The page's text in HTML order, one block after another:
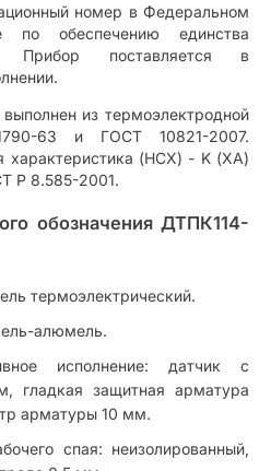
номер в Федеральном
по обеспечению единства
Прибор поставляется в
из термоэлектродной
63 и ГОСТ 10821-2007.
характеристика (НСХ) - K (ХА)
Р 8.585-2001.
обозначения ДТПК114-
термоэлектрический.
алюмель.
исполнение: датчик с
гладкая защитная арматура
арматуры 10 мм.
спая: неизолированный,